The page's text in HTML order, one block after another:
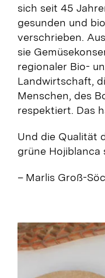
sich seit 45
gesunden und
verschrieben.
sie
regionaler Bio-
Landwirtschaft,
Menschen, des
respektiert. Das
Und die Qualität
grüne Hojiblanca
– Marlis Groß-